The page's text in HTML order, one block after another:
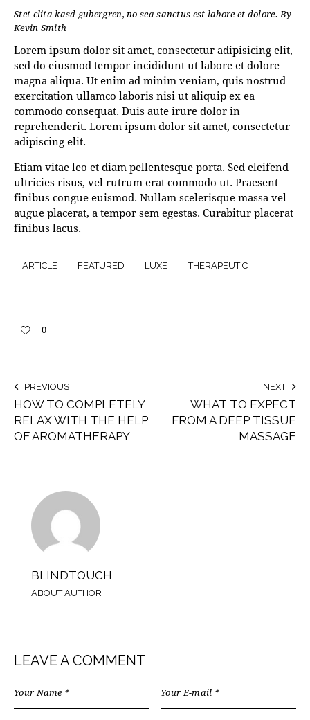
Stet clita kasd gubergren, no sea sanctus est labore et dolore. By
Kevin Smith
Lorem ipsum dolor sit amet, consectetur adipisicing elit,
sed do eiusmod tempor incididunt ut labore et dolore
magna aliqua. Ut enim ad minim veniam, quis nostrud
exercitation ullamco laboris nisi ut aliquip ex ea
commodo consequat. Duis aute irure dolor in
reprehenderit. Lorem ipsum dolor sit amet, consectetur
adipiscing elit.
Etiam vitae leo et diam pellentesque porta. Sed eleifend
ultricies risus, vel rutrum erat commodo ut. Praesent
finibus congue euismod. Nullam scelerisque massa vel
augue placerat, a tempor sem egestas. Curabitur placerat
finibus lacus.
ARTICLE FEATURED LUXE THERAPEUTIC
0
PREVIOUS
HOW TO COMPLETELY
RELAX WITH THE HELP
OF AROMATHERAPY
NEXT
WHAT TO EXPECT
FROM A DEEP TISSUE
MASSAGE
BLINDTOUCH
ABOUT AUTHOR
LEAVE A COMMENT